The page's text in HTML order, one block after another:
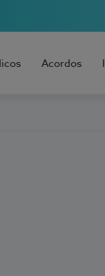
Acordos